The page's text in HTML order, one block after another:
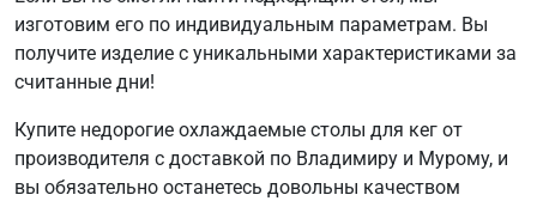
изготовим его по индивидуальным параметрам. Вы
получите изделие с уникальными характеристиками за
считанные дни!
Купите недорогие охлаждаемые столы для кег от
производителя с доставкой по Владимиру и Мурому, и
вы обязательно останетесь довольны качеством